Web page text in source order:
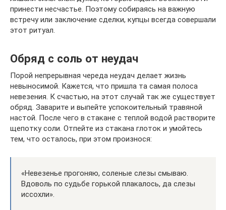
принести несчастье. Поэтому собираясь на важную
встречу или заключение сделки, купцы всегда совершали
этот ритуал.
Обряд с соль от неудач
Порой непрерывная череда неудач делает жизнь
невыносимой. Кажется, что пришла та самая полоса
невезения. К счастью, на этот случай так же существует
обряд. Заварите и выпейте успокоительный травяной
настой. После чего в стакане с теплой водой растворите
щепотку соли. Отпейте из стакана глоток и умойтесь
тем, что осталось, при этом произнося:
«Невезенье прогоняю, соленые слезы смываю.
Вдоволь по судьбе горькой плакалось, да слезы
иссохли».